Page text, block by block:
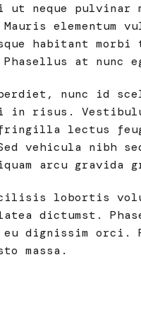
ut neque
elementum
habitant
at
nunc id
in risus.
lectus
vehicula nibh
arcu gravida
lobortis
dictumst.
eu dignissim
massa.